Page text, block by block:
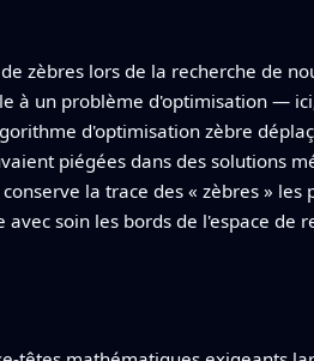
zèbres lors de la recherche de
à un problème d'optimisation —
d'optimisation zèbre
piégées dans des solutions
la trace des « zèbres » les
soin les bords de l'espace de